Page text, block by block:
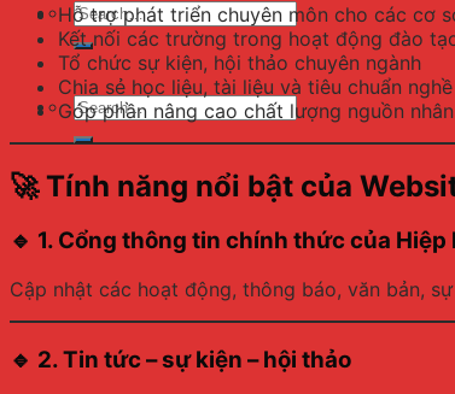
Hỗ trợ phát triển chuyên môn cho các cơ
Kết nối các trường trong hoạt động đào
Tổ chức sự kiện, hội thảo chuyên ngành
Chia sẻ học liệu, tài liệu và tiêu chuẩn nghề
Góp phần nâng cao chất lượng nguồn
🚀Tính năng nổi bật của
🔹 1. Cổng thông tin chính thức của Hiệp
Cập nhật các hoạt động, thông báo, văn bản,
🔹 2. Tin tức – sự kiện – hội thảo